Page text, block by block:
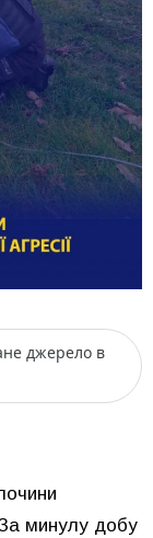
джерело в
минулу добу